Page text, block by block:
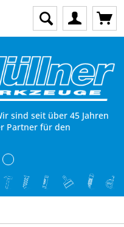
sind seit über 45 Jahren
Partner für den